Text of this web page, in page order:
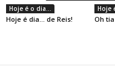
Hoje é o dia...
Hoje é dia… de Reis!
Hoje
Oh